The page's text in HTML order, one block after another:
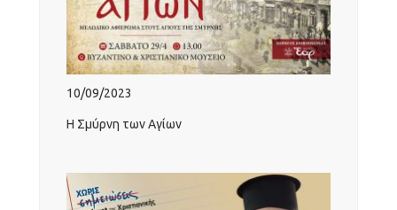
10/09/2023
Η Σμύρνη των Αγίων